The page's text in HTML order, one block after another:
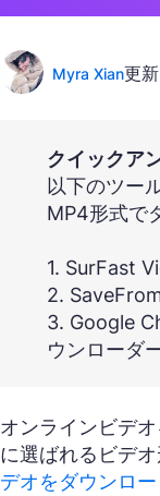
Myra Xian更
クイックア
以下のツー
MP4形式で
1. SurFast
2.
3. Google
ウンローダ
オンラインビデ
に選ばれるビデ
デオをダウンロー